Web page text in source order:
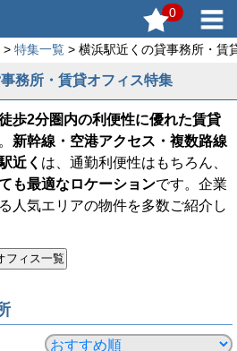
0
> 特集一覧 > 横浜駅近くの貸事務所・賃
務所・賃貸オフィス特集
歩2分圏内の利便性に優れた賃貸
新幹線・空港アクセス・複数路線
近く は、通勤利便性はもちろん、
も最適なロケーションです。企業
人気エリアの物件を多数ご紹介し